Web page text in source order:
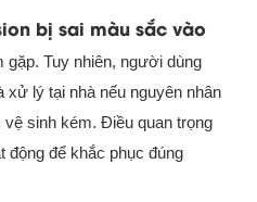
bị sai màu sắc vào
gặp. Tuy nhiên, người dùng
xử lý tại nhà nếu nguyên nhân
vệ sinh kém. Điều quan trọng
động để khắc phục đúng